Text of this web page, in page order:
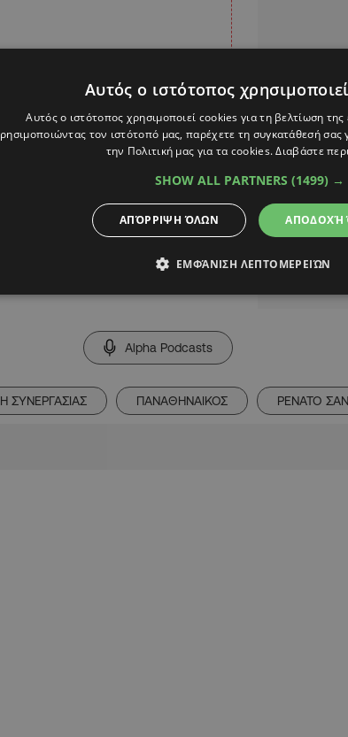
του, ο Σάντσες
τον
καλή συνέχεια
με την πράσινη
Alpha Podcasts
ΣΥΝΕΡΓΑΣΙΑΣ ΠΑΝΑΘΗΝΑΙΚΟΣ ΡΕΝΑΤΟ
Αυτός ο ιστότοπος
Αυτός ο ιστότοπος χρησιμοποιεί cookies για τη βελτίωση
τον ιστότοπό μας, παρέχετε τη συγκατάθεσή
την Πολιτική μας για τα cookies.Διαβάστε
SHOW ALL PARTNERS (1499) →
ΑΠΟΔΟΧΉ
ΑΠΌΡΡΙΨΗ ΌΛΩΝ
ΕΜΦΆΝΙΣΗ ΛΕΠΤΟΜΕΡΕΙΏΝ